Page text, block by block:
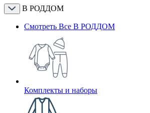
В РОДДОМ
Смотреть Все В РОДДОМ
Комплекты и наборы